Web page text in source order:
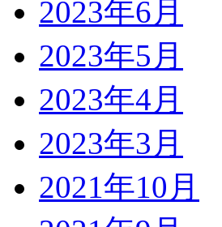
2023年6月
2023年5月
2023年4月
2023年3月
2021年10月